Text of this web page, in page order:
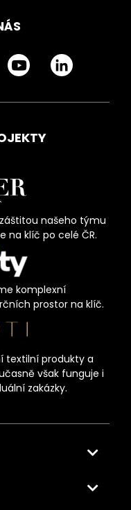
našeho týmu
na klíč po celé ČR.
komplexní
prostor na klíč.
textilní produkty a
však funguje i
zakázky.